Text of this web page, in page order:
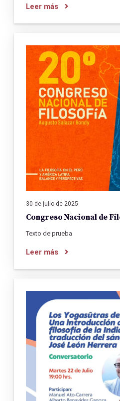
Leer más
30 de julio de 2025
Congreso Nacional de
Texto de prueba
Leer más